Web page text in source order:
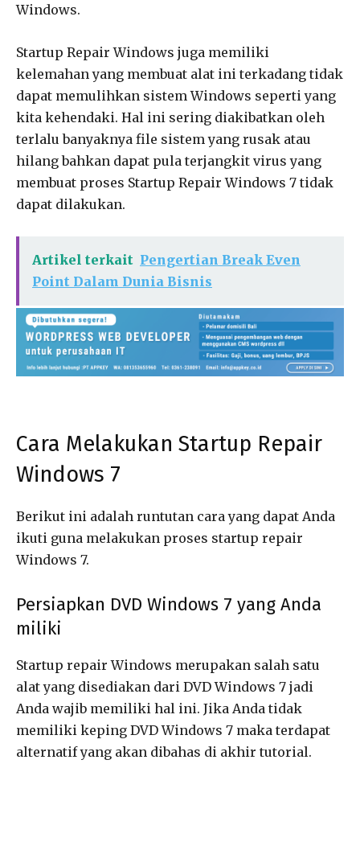
Windows.
Startup Repair Windows juga memiliki
kelemahan yang membuat alat ini terkadang tidak
dapat memulihkan sistem Windows seperti yang
kita kehendaki. Hal ini sering diakibatkan oleh
terlalu banyaknya file sistem yang rusak atau
hilang bahkan dapat pula terjangkit virus yang
membuat proses Startup Repair Windows 7 tidak
dapat dilakukan.
Artikel terkait Pengertian Break Even
Point Dalam Dunia Bisnis
Cara Melakukan Startup Repair
Windows 7
Berikut ini adalah runtutan cara yang dapat Anda
ikuti guna melakukan proses startup repair
Windows 7.
Persiapkan DVD Windows 7 yang Anda
miliki
Startup repair Windows merupakan salah satu
alat yang disediakan dari DVD Windows 7 jadi
Anda wajib memiliki hal ini. Jika Anda tidak
memiliki keping DVD Windows 7 maka terdapat
alternatif yang akan dibahas di akhir tutorial.